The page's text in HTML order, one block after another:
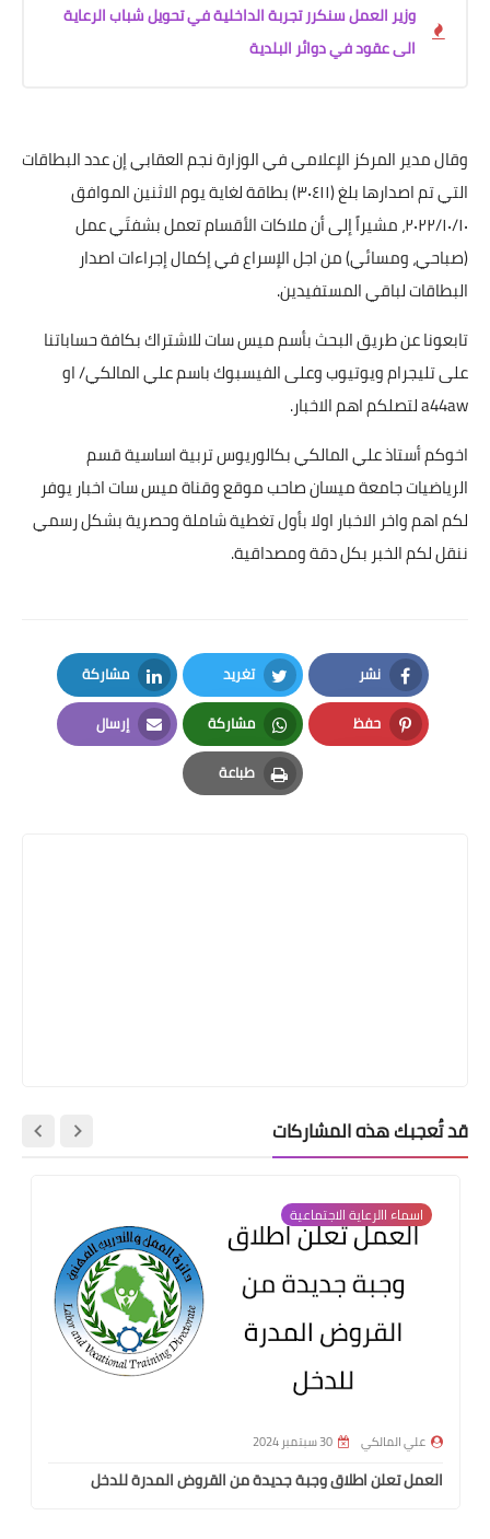
وزير العمل سنكرر تجربة الداخلية في تحويل شباب الرعاية
الى عقود في دوائر البلدية
وقال مدير المركز الإعلامي في الوزارة نجم العقابي إن عدد البطاقات
التي تم اصدارها بلغ (٣٠٤١١) بطاقة لغاية يوم الاثنين الموافق
٢٠٢٢/١٠/١٠، مشيراً إلى أن ملاكات الأقسام تعمل بشفتَي عمل
(صباحي، ومسائي) من اجل الإسراع في إكمال إجراءات اصدار
البطاقات لباقي المستفيدين.
تابعونا عن طريق البحث بأسم ميس سات للاشتراك بكافة حساباتنا
على تليجرام ويوتيوب وعلى الفيسبوك باسم علي المالكي/ او
a44aw لتصلكم اهم الاخبار.
اخوكم أستاذ علي المالكي بكالوريوس تربية اساسية قسم
الرياضيات جامعة ميسان صاحب موقع وقناة ميس سات اخبار يوفر
لكم اهم واخر الاخبار اولا بأول تغطية شاملة وحصرية بشكل رسمي
ننقل لكم الخبر بكل دقة ومصداقية.
نشر
Facebook
تغريد
Twitter
مشاركة
LinkedIn
حفظ
Pinterest
مشاركة
Whatsapp
إرسال
Email
طباعة
Print
قد تُعجبك هذه المشاركات
اسماء االرعاية الاجتماعية
علي المالكي 30 سبتمبر 2024
العمل تعلن اطلاق وجبة جديدة من القروض المدرة للدخل